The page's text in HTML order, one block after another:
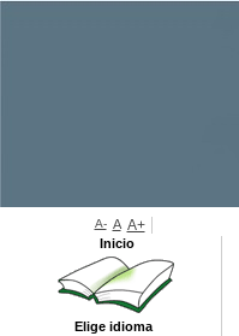
A- A A+
Inicio
Elige idioma